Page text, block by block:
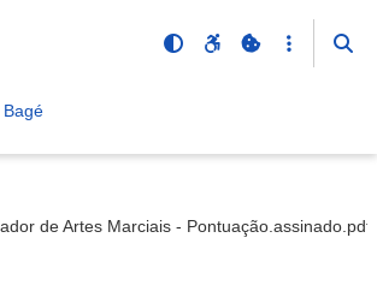
de Artes Marciais - Pontuação.assinado.pdf